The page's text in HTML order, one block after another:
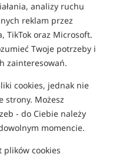
analizy ruchu
reklam przez
TikTok oraz Microsoft.
Twoje potrzeby i
zainteresowań.
cookies, jednak nie
strony. Możesz
- do Ciebie należy
momencie.
plików cookies